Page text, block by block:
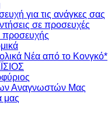
για τις ανάγκες σας
σε προσευχές
προσευχής
Νέα από το Κονγκό*
Αναγνωστών Mας
μας